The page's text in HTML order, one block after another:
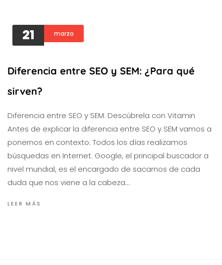
21 marzo
Diferencia entre SEO y SEM: ¿Para qué
sirven?
Diferencia entre SEO y SEM: Descúbrela con Vitamin
Antes de explicar la diferencia entre SEO y SEM vamos a
ponernos en contexto: Todos los días realizamos
búsquedas en Internet. Google, el principal buscador a
nivel mundial, es el encargado de sacarnos de cada
duda que nos viene a la cabeza…
LEER MÁS